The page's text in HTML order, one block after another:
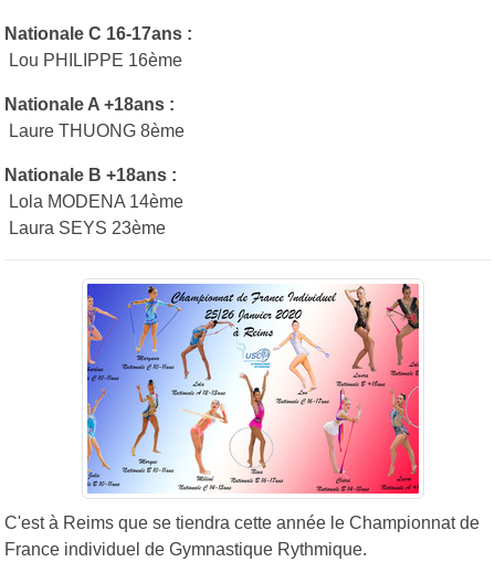
Nationale C 16-17ans :
Lou PHILIPPE 16ème
Nationale A +18ans :
Laure THUONG 8ème
Nationale B +18ans :
Lola MODENA 14ème
Laura SEYS 23ème
C'est à Reims que se tiendra cette année le Championnat de
France individuel de Gymnastique Rythmique.